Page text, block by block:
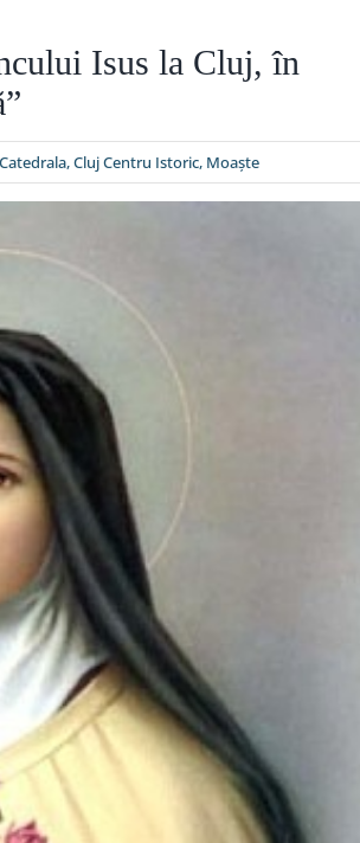
Isus la Cluj, în
Catedrala,Cluj Centru Istoric, Moaşte